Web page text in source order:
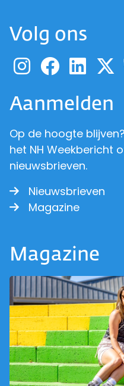
Volg ons
Ga naar
Ga
Aanmelden
Op de hoogte
het NH Weekbericht
nieuwsbrieven.
Nieuwsbrieven
Magazine
Magazine